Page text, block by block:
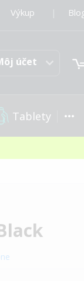
Výkup
účet
Tablety